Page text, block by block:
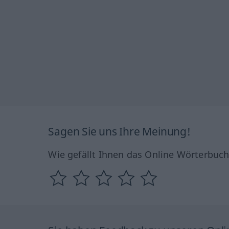
Sagen Sie uns Ihre Meinung!
Wie gefällt Ihnen das Online